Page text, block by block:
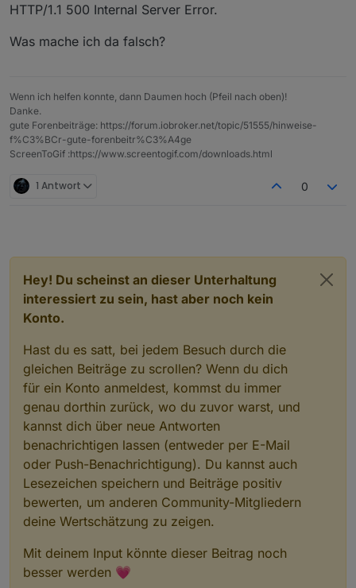
HTTP/1.1 500 Internal Server Error.
Was mache ich da falsch?
Wenn ich helfen konnte, dann Daumen hoch (Pfeil nach oben)!
Danke.
gute Forenbeiträge: https://forum.iobroker.net/topic/51555/hinweise-
f%C3%BCr-gute-forenbeitr%C3%A4ge
ScreenToGif :https://www.screentogif.com/downloads.html
1 Antwort 0
Hey! Du scheinst an dieser Unterhaltung
interessiert zu sein, hast aber noch kein
Konto.
Hast du es satt, bei jedem Besuch durch die
gleichen Beiträge zu scrollen? Wenn du dich
für ein Konto anmeldest, kommst du immer
genau dorthin zurück, wo du zuvor warst, und
kannst dich über neue Antworten
benachrichtigen lassen (entweder per E-Mail
oder Push-Benachrichtigung). Du kannst auch
Lesezeichen speichern und Beiträge positiv
bewerten, um anderen Community-Mitgliedern
deine Wertschätzung zu zeigen.
Mit deinem Input könnte dieser Beitrag noch
besser werden 💗